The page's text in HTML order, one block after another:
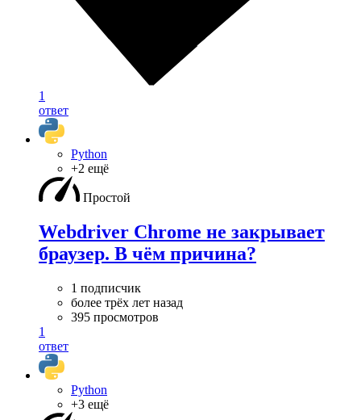
1
ответ
Python
+2 ещё
Простой
Webdriver Chrome не закрывает
браузер. В чём причина?
1 подписчик
более трёх лет назад
395 просмотров
1
ответ
Python
+3 ещё